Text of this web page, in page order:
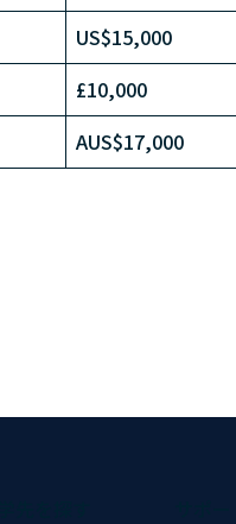
US$15,000
£10,000
AUS$17,000